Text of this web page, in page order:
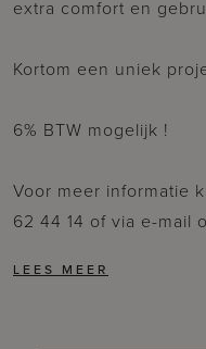
extra comfort en
Kortom een uniek
6% BTW mogelijk !
Voor meer informatie
62 44 14 of via e-mail